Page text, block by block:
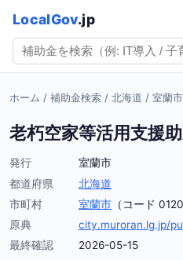
LocalGov.jp
ホーム / 補助金検索 / 北海道 / 室蘭市
老朽空家等活用支援
発行
室蘭市
都道府県
北海道
市町村
室蘭市 （コード
原典
city.muroran.lg.jp/
最終確認
2026-05-15